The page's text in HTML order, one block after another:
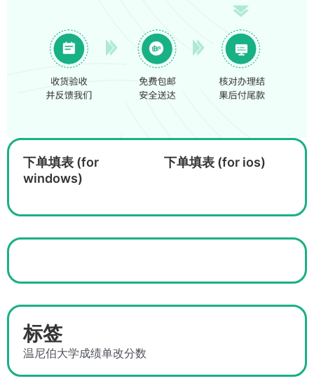
下单填表 (for
windows)
下单填表 (for ios)
标签
温尼伯大学成绩单改分数